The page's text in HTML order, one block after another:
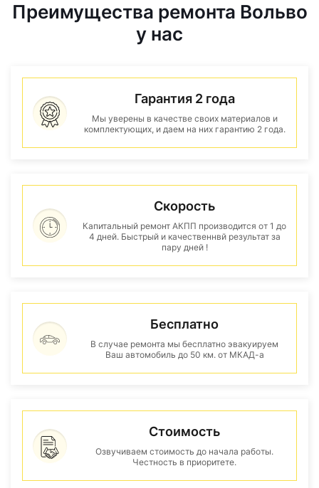
Преимущества ремонта Вольво
у нас
Гарантия 2 года
Мы уверены в качестве своих материалов и
комплектующих, и даем на них гарантию 2 года.
Скорость
Капитальный ремонт АКПП производится от 1 до
4 дней. Быстрый и качественнвй результат за
пару дней !
Бесплатно
В случае ремонта мы бесплатно эвакуируем
Ваш автомобиль до 50 км. от МКАД-а
Стоимость
Озвучиваем стоимость до начала работы.
Честность в приоритете.